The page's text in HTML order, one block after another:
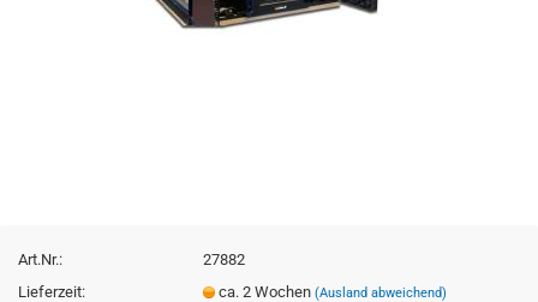
Art.Nr.:
27882
Lieferzeit:
ca. 2 Wochen(Ausland abweichend)